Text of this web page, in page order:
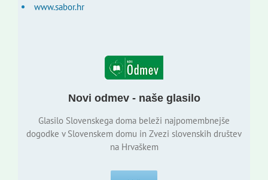
www.sabor.hr
Novi odmev - naše glasilo
Glasilo Slovenskega doma beleži najpomembnejše
dogodke v Slovenskem domu in Zvezi slovenskih društev
na Hrvaškem